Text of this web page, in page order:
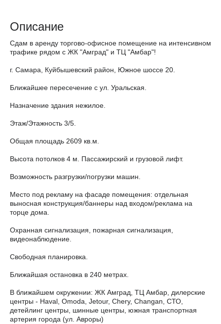
Описание
Сдам в аренду торгово-офисное помещение на интенсивном
трафике рядом с ЖК "Амград" и ТЦ "Амбар"!
г. Самара, Куйбышевский район, Южное шоссе 20.
Ближайшее пересечение с ул. Уральская.
Назначение здания нежилое.
Этаж/Этажность 3/5.
Общая площадь 2609 кв.м.
Высота потолков 4 м. Пассажирский и грузовой лифт.
Возможность разгрузки/погрузки машин.
Место под рекламу на фасаде помещения: отдельная
выносная конструкция/баннеры над входом/реклама на
торце дома.
Охранная сигнализация, пожарная сигнализация,
видеонаблюдение.
Свободная планировка.
Ближайшая остановка в 240 метрах.
В ближайшем окружении: ЖК Амград, ТЦ Амбар, дилерские
центры - Haval, Omoda, Jetour, Chery, Changan, СТО,
детейлинг центры, шинные центры, южная транспортная
артерия города (ул. Авроры)